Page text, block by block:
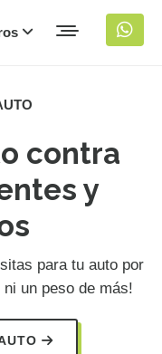
contra
y
para tu auto por
un peso de más!